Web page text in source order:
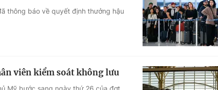
Hậu trường
Giải sao mai
Shorts video
Podcast
EMagazine
Photo
Infographic
thông báo về quyết định thưởng hậu
viên kiểm soát không lưu
Mỹ bước sang ngày thứ 26 của đợt